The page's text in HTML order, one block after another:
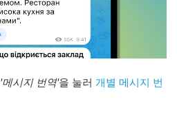
'메시지 번역'을 눌러 개별 메시지 번